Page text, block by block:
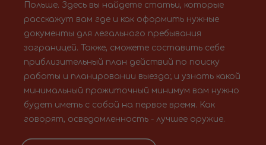
Польше. Здесь вы найдете статьи, которые
расскажут вам где и как оформить нужные
документы для легального пребывания
заграницей. Также, сможете составить себе
приблизительный план действий по поиску
работы и планировании выезда; и узнать какой
минимальный прожиточный минимум вам нужно
будет иметь с собой на первое время. Как
говорят, осведомленность - лучшее оружие.